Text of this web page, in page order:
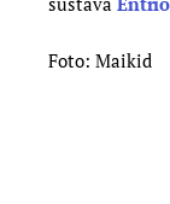
Foto: Maikid